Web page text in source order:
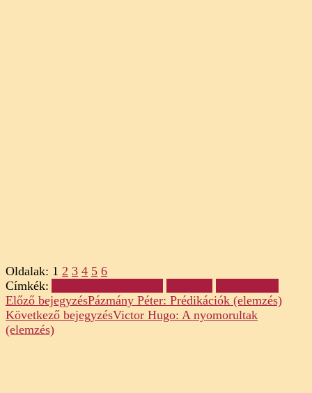
Oldalak: 1 2 3 4 5 6
Címkék:
Post
Navigation
Előző bejegyzésPázmány Péter: Prédikációk (elemzés)
Következő bejegyzésVictor Hugo: A nyomorultak
(elemzés)